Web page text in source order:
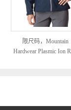
限尺码，Mountain
Hardwear Plasmic Ion